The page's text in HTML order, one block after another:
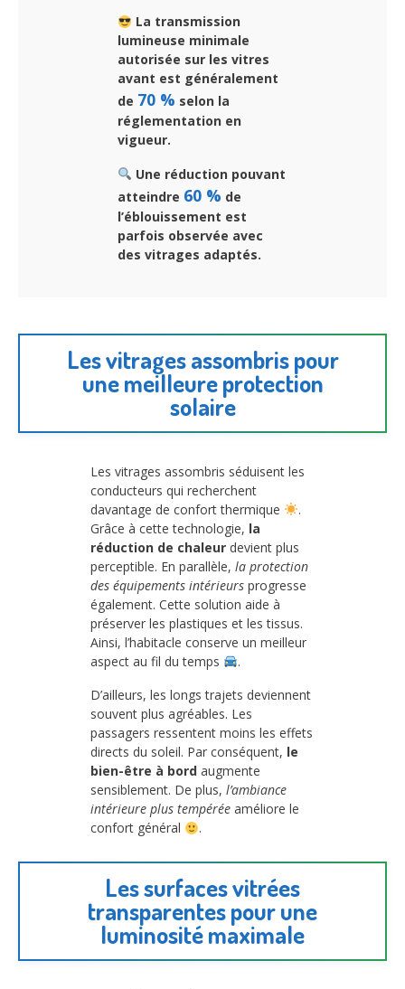
La transmission
lumineuse minimale
autorisée sur les vitres
avant est généralement
de 70 % selon la
réglementation en
vigueur.
Une réduction pouvant
atteindre 60 % de
l’éblouissement est
parfois observée avec
des vitrages adaptés.
Les vitrages assombris pour
une meilleure protection
solaire
Les vitrages assombris séduisent les
conducteurs qui recherchent
davantage de confort thermique
.
Grâce à cette technologie, la
réduction de chaleur devient plus
perceptible. En parallèle, la protection
des équipements intérieurs progresse
également. Cette solution aide à
préserver les plastiques et les tissus.
Ainsi, l’habitacle conserve un meilleur
aspect au fil du temps
.
D’ailleurs, les longs trajets deviennent
souvent plus agréables. Les
passagers ressentent moins les effets
directs du soleil. Par conséquent, le
bien-être à bord augmente
sensiblement. De plus, l’ambiance
intérieure plus tempérée améliore le
confort général
.
Les surfaces vitrées
transparentes pour une
luminosité maximale